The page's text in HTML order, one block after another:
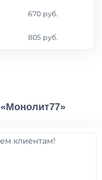
670 руб.
805 руб.